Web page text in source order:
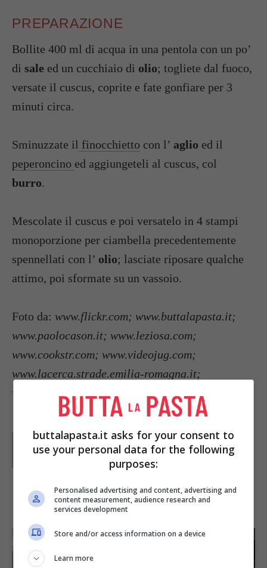
PREPARAZIONE
Bollite 400 ml di acqua in una pentola con un po’
di sale ed un cucchiaio di olio; togliete dal fuoco,
versate il cuscus, coprite e fate gonfiare per 3
minuti circa.
Sminuzzate il finocchietto con l’ aglio ed il
peperoncino ed aggiungeteli al cuscus, col
burro.
Mescolate il cuscus e poi versatelo in 4 stampi
monoporzione per ciambella precedentemente
spennellati con l’ olio; lasciate riposare qualche
attimo, poi sformate su un vassoio.
Foto da: www.flickr.com; www.buttalapasta.it;
www.paolocason.it; www.leziosa.com;
www.cookstr.com; www.videojug.com;
www.lacerca.strade.emilia-romagna.it;
www.panificio-bulloni.com
Parole diWaly
IN PRIMO PIANO
buttalapasta.it asks for your consent to
use your personal data for the following
purposes:
Personalised advertising and content, advertising and
content measurement, audience research and
services development
Store and/or access information on a device
Learn more